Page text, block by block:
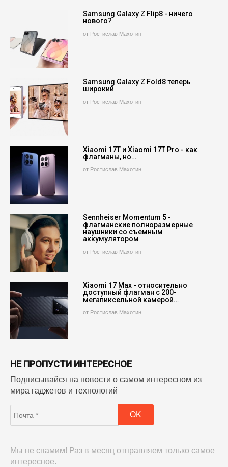
Samsung Galaxy Z Flip8 - ничего
нового?
от Ростислав Махотин
Samsung Galaxy Z Fold8 теперь
широкий
от Ростислав Махотин
Xiaomi 17T и Xiaomi 17T Pro - как
флагманы, но…
от Ростислав Махотин
Sennheiser Momentum 5 -
флагманские полноразмерные
наушники со съемным
аккумулятором
от Ростислав Махотин
Xiaomi 17 Max - относительно
доступный флагман с 200-
мегапиксельной камерой…
от Ростислав Махотин
НЕ ПРОПУСТИ ИНТЕРЕСНОЕ
Подписывайся на новости о самом интересном из
мира гаджетов и технологий
Мы не спамим! Раз в месяц отправляем только самое
интересное.